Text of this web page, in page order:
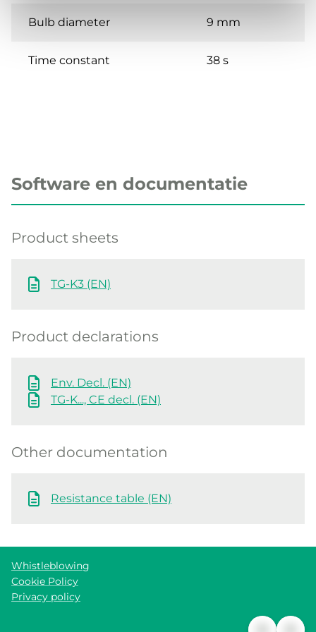
Bulb diameter 9 mm
Time constant 38 s
Software en documentatie
Product sheets
TG-K3 (EN)
Product declarations
Env. Decl. (EN)
TG-K..., CE decl. (EN)
Other documentation
Resistance table (EN)
Whistleblowing
Cookie Policy
Privacy policy